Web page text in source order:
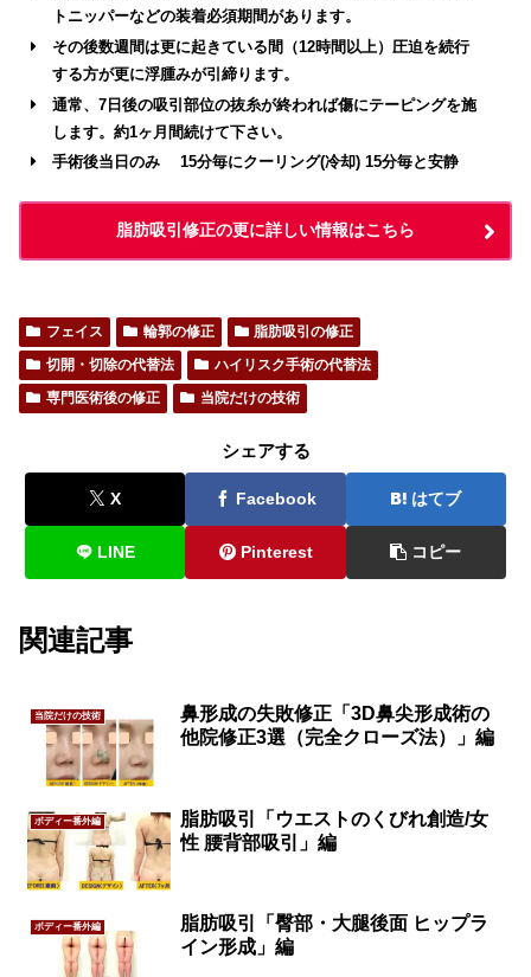
トニッパーなどの装着必須期間があります。
その後数週間は更に起きている間（12時間以上）圧迫を続行
する方が更に浮腫みが引締ります。
通常、7日後の吸引部位の抜糸が終われば傷にテーピングを施
します。約1ヶ月間続けて下さい。
手術後当日のみ 15分毎にクーリング(冷却) 15分毎と安静
脂肪吸引修正の更に詳しい情報はこちら
フェイス 輪郭の修正
脂肪吸引の修正
切開・切除の代替法
ハイリスク手術の代替法
専門医術後の修正
当院だけの技術
シェアする
X Facebook はてブ
LINE Pinterest コピー
関連記事
当院だけの技術
鼻形成の失敗修正「3D鼻尖形成術の
他院修正3選（完全クローズ法）」編
ボディー番外編
脂肪吸引「ウエストのくびれ創造/女
性 腰背部吸引」編
ボディー番外編
脂肪吸引「臀部・大腿後面 ヒップラ
イン形成」編